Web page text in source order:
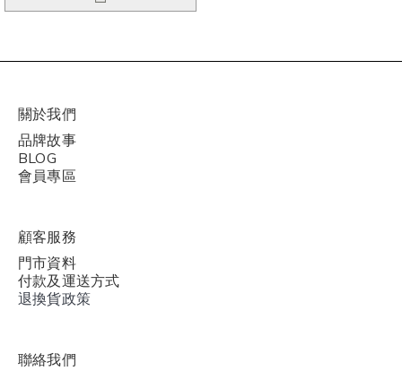
關於我們
品牌故事
BLOG
會員專區
顧客服務
門市資料
付款及運送方式
退換貨政策
聯絡我們